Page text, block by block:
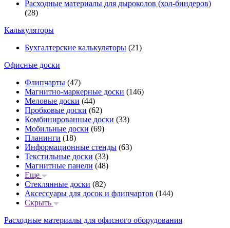
Расходные материалы для дыроколов (хол-биндеров)
(28)
Калькуляторы
Бухгалтерские калькуляторы (21)
Офисные доски
Флипчарты (47)
Магнитно-маркерные доски (146)
Меловые доски (44)
Пробковые доски (62)
Комбинированные доски (33)
Мобильные доски (69)
Планинги (18)
Информационные стенды (63)
Текстильные доски (33)
Магнитные панели (48)
Еще
Стеклянные доски (82)
Аксессуары для досок и флипчартов (144)
Скрыть
Расходные материалы для офисного оборудования